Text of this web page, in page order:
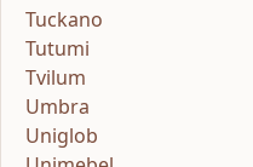
Tuckano
Tutumi
Tvilum
Umbra
Uniglob